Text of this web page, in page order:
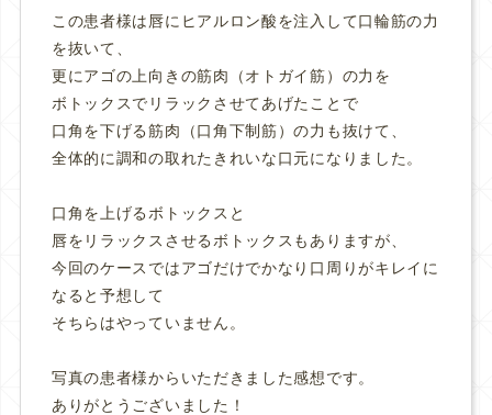
この患者様は唇にヒアルロン酸を注入して口輪筋の力
を抜いて、
更にアゴの上向きの筋肉（オトガイ筋）の力を
ボトックスでリラックさせてあげたことで
口角を下げる筋肉（口角下制筋）の力も抜けて、
全体的に調和の取れたきれいな口元になりました。
口角を上げるボトックスと
唇をリラックスさせるボトックスもありますが、
今回のケースではアゴだけでかなり口周りがキレイに
なると予想して
そちらはやっていません。
写真の患者様からいただきました感想です。
ありがとうございました！